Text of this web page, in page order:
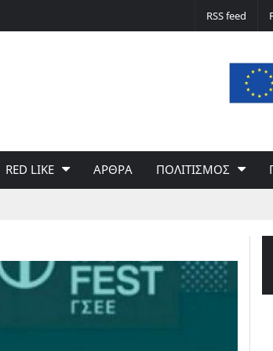
RSS feed
RED LIKE ΑΡΘΡΑ ΠΟΛΙΤΙΣΜΟΣ